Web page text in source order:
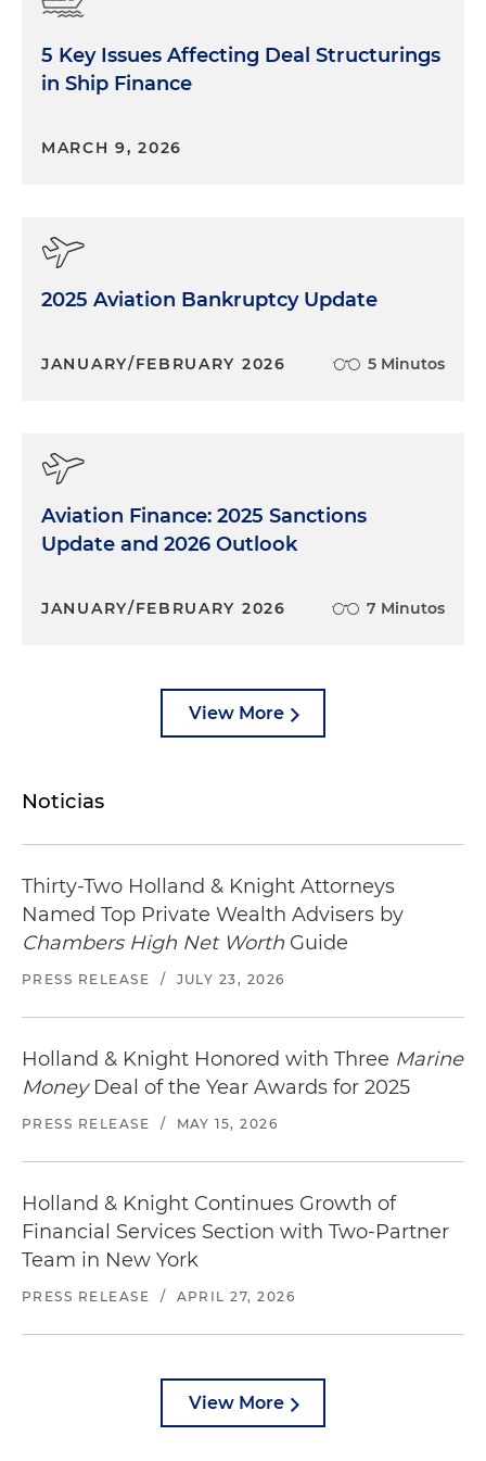
5 Key Issues Affecting Deal Structurings
in Ship Finance
MARCH 9, 2026
2025 Aviation Bankruptcy Update
JANUARY/FEBRUARY 2026 5 Minutos
Aviation Finance: 2025 Sanctions
Update and 2026 Outlook
JANUARY/FEBRUARY 2026 7 Minutos
View More
Noticias
Thirty-Two Holland & Knight Attorneys
Named Top Private Wealth Advisers by
Chambers High Net Worth Guide
PRESS RELEASE / JULY 23, 2026
Holland & Knight Honored with Three Marine
MoneyDeal of the Year Awards for 2025
PRESS RELEASE / MAY 15, 2026
Holland & Knight Continues Growth of
Financial Services Section with Two-Partner
Team in New York
PRESS RELEASE / APRIL 27, 2026
View More